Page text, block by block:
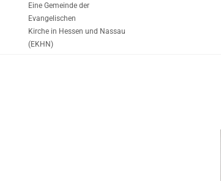
Eine Gemeinde der
Evangelischen
Kirche in Hessen und Nassau
(EKHN)